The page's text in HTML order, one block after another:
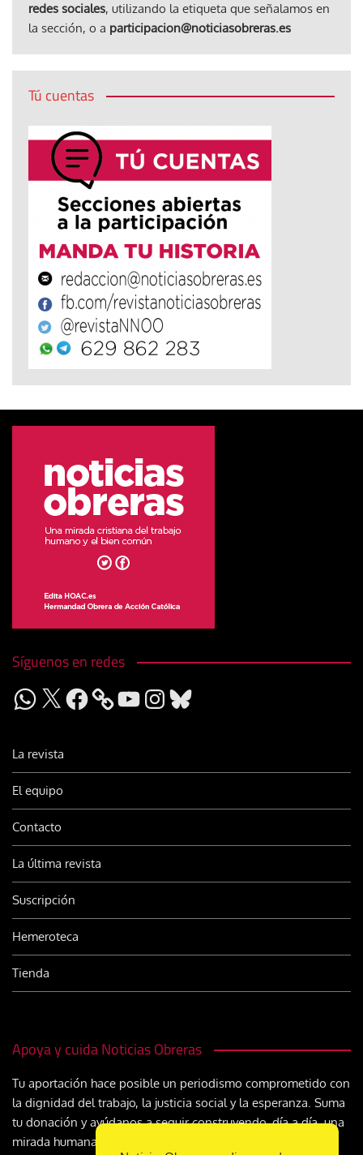
redes sociales, utilizando la etiqueta que señalamos en
la sección, o a participacion@noticiasobreras.es
Tú cuentas
Síguenos en redes
WhatsApp
X Facebook YouTubeInstagram
Bluesky
La revista
El equipo
Contacto
La última revista
Suscripción
Hemeroteca
Tienda
Apoya y cuida Noticias Obreras
Tu aportación hace posible un periodismo comprometido con
la dignidad del trabajo, la justicia social y la esperanza. Suma
tu donación y ayúdanos a seguir construyendo, día a día, una
mirada humana y cristiana sobre el mundo del trabajo